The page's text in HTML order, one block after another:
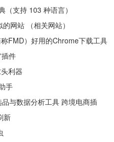
支持 103 种语言）
网站 （相关网站）
FMD）好用的Chrome下载工具
件
利器
手
与数据分析工具 跨境电商插
新